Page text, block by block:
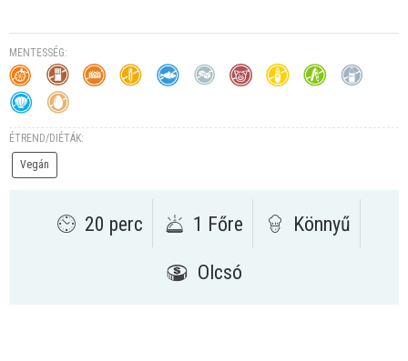
MENTESSÉG:
ÉTREND/DIÉTÁK:
Vegán
20 perc 1 Főre Könnyű
Olcsó